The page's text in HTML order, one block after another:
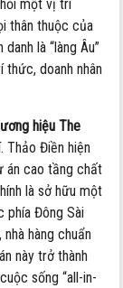
một vị trí
thân thuộc của
là “làng Âu”
doanh nhân
hiệu The
Thảo Điền hiện
án cao tầng chất
là sở hữu một
phía Đông Sài
hàng chuẩn
này trở thành
sống “all-in-